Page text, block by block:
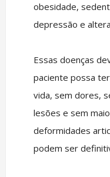
obesidade,
depressão e
Essas doenças
paciente possa
vida, sem dores,
lesões e sem
deformidades
podem ser